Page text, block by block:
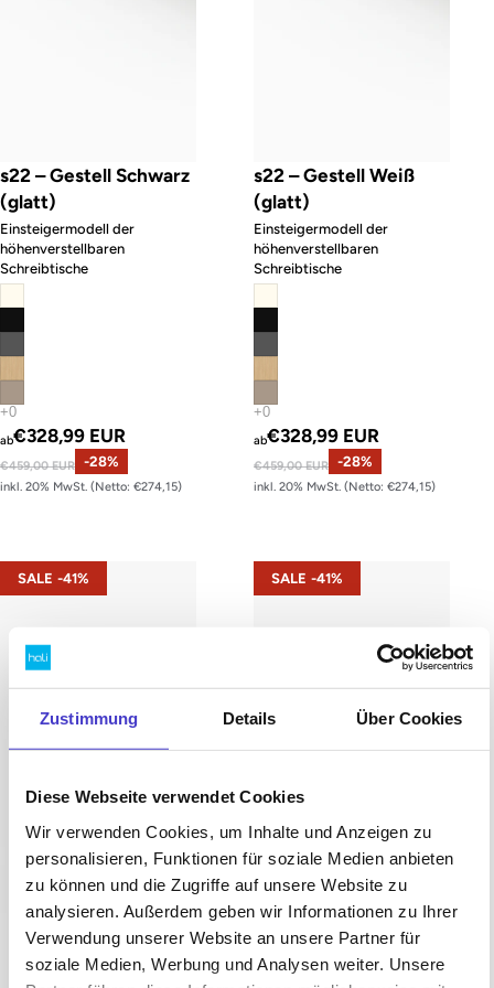
Zustimmung Details Über Cookies
Diese Webseite verwendet Cookies
Wir verwenden Cookies, um Inhalte und Anzeigen zu
personalisieren, Funktionen für soziale Medien anbieten
zu können und die Zugriffe auf unsere Website zu
analysieren. Außerdem geben wir Informationen zu Ihrer
Verwendung unserer Website an unsere Partner für
soziale Medien, Werbung und Analysen weiter. Unsere
s22 – Gestell Schwarz
(glatt)
Einsteigermodell der
höhenverstellbaren
Schreibtische
abAngebotspreis
€328,99 EUR
Normaler Preis
€459,00 EUR -28%
inkl. 20% MwSt. (Netto: €274,15)
s22 – Gestell Weiß
(glatt)
Einsteigermodell der
höhenverstellbaren
Schreibtische
abAngebotspreis
€328,99 EUR
Normaler Preis
€459,00 EUR -28%
inkl. 20% MwSt. (Netto: €274,15)
s42 – Gestell Schwarz (glatt)
SALE -41% s42 – Gestell Weiß (glatt)
SALE -41%